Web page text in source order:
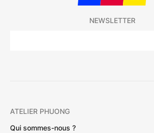
NEWSLETTER
ATELIER PHUONG
Qui sommes-nous ?